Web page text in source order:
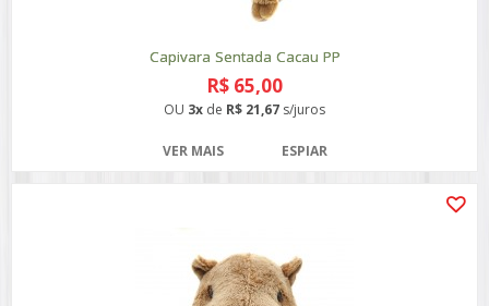
Capivara Sentada Cacau PP
R$ 65,00
OU 3x de R$ 21,67 s/juros
VER MAIS ESPIAR